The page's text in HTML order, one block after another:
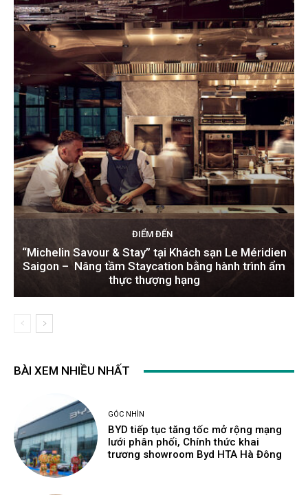
ĐIỂM ĐẾN
“Michelin Savour & Stay” tại Khách sạn Le Méridien
Saigon – Nâng tầm Staycation bằng hành trình ẩm
thực thượng hạng
BÀI XEM NHIỀU NHẤT
GÓC NHÌN
BYD tiếp tục tăng tốc mở rộng mạng
lưới phân phối, Chính thức khai
trương showroom Byd HTA Hà Đông